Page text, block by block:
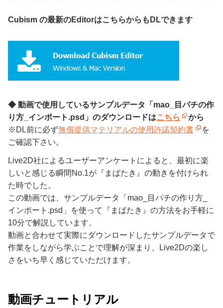
Cubism の最新のEditorはこちらからもDLできます
◆ 動画で使用しているサンプルデータ「mao_目パチの作
り方_インポート.psd」のダウンロードはこちら
から
※DL前に必ず無償提供マテリアルの使用許諾契約書
を
ご確認下さい。
Live2D社によるユーザーアンケートによると、最初に楽
しいと感じる瞬間No.1が『まばたき』の動きを付けられ
た時でした。
この動画では、サンプルデータ「mao_目パチの作り方_
インポート.psd」を使って『まばたき』の方法をお手軽に
10分で解説しています。
動画と合わせて実際にダウンロードしたサンプルデータで
作業をしながら学ぶことで理解が深まり、Live2Dの楽し
さをいち早く感じていただけます。
動画チュートリアル